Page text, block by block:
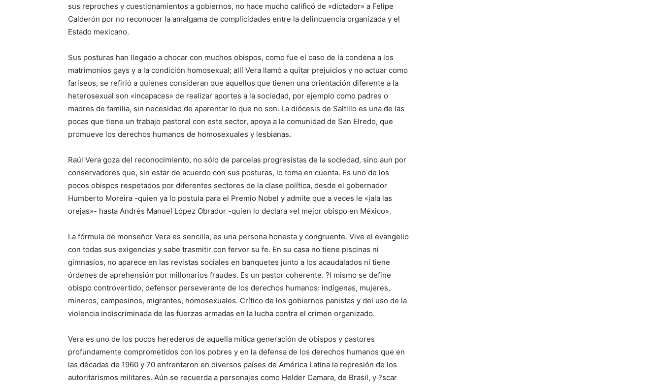
sus reproches y cuestionamientos a gobiernos, no hace mucho calificó de «dictador» a Felipe
Calderón por no reconocer la amalgama de complicidades entre la delincuencia organizada y el
Estado mexicano.
Sus posturas han llegado a chocar con muchos obispos, como fue el caso de la condena a los
matrimonios gays y a la condición homosexual; allí Vera llamó a quitar prejuicios y no actuar como
fariseos, se refirió a quienes consideran que aquellos que tienen una orientación diferente a la
heterosexual son «incapaces» de realizar aportes a la sociedad, por ejemplo como padres o
madres de familia, sin necesidad de aparentar lo que no son. La diócesis de Saltillo es una de las
pocas que tiene un trabajo pastoral con este sector, apoya a la comunidad de San Elredo, que
promueve los derechos humanos de homosexuales y lesbianas.
Raúl Vera goza del reconocimiento, no sólo de parcelas progresistas de la sociedad, sino aun por
conservadores que, sin estar de acuerdo con sus posturas, lo toma en cuenta. Es uno de los
pocos obispos respetados por diferentes sectores de la clase política, desde el gobernador
Humberto Moreira -quien ya lo postula para el Premio Nobel y admite que a veces le «jala las
orejas»- hasta Andrés Manuel López Obrador -quien lo declara «el mejor obispo en México».
La fórmula de monseñor Vera es sencilla, es una persona honesta y congruente. Vive el evangelio
con todas sus exigencias y sabe trasmitir con fervor su fe. En su casa no tiene piscinas ni
gimnasios, no aparece en las revistas sociales en banquetes junto a los acaudalados ni tiene
órdenes de aprehensión por millonarios fraudes. Es un pastor coherente. ?l mismo se define
obispo controvertido, defensor perseverante de los derechos humanos: indígenas, mujeres,
mineros, campesinos, migrantes, homosexuales. Crítico de los gobiernos panistas y del uso de la
violencia indiscriminada de las fuerzas armadas en la lucha contra el crimen organizado.
Vera es uno de los pocos herederos de aquella mítica generación de obispos y pastores
profundamente comprometidos con los pobres y en la defensa de los derechos humanos que en
las décadas de 1960 y 70 enfrentaron en diversos países de América Latina la represión de los
autoritarismos militares. Aún se recuerda a personajes como Helder Camara, de Brasil, y ?scar